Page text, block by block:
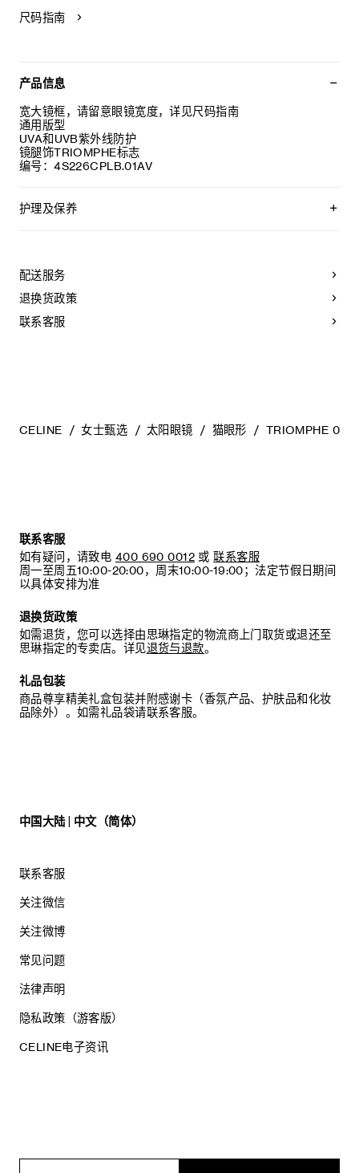
尺码指南
产品信息
宽大镜框，请留意眼镜宽度，详见尺码指南
通用版型
UVA和UVB紫外线防护
镜腿饰TRIOMPHE标志
编号：4S226CPLB.01AV
护理及保养
精、丙酮等）或刺激性清洁剂，以免损害产品。 - 将太阳眼镜
放置于眼镜盒内，并保存于-10°C至+35°C的干爽环境中。
配送服务
退换货政策
联系客服
CELINE 女士甄选 太阳眼镜 猫眼形 TRIOMPHE 06
联系客服
如有疑问，请致电 400 690 0012 或 联系客服
周一至周五10:00-20:00，周末10:00-19:00；法定节假日期间
以具体安排为准
退换货政策
如需退货，您可以选择由思琳指定的物流商上门取货或退还至
思琳指定的专卖店。详见退货与退款。
礼品包装
商品尊享精美礼盒包装并附感谢卡（香氛产品、护肤品和化妆
品除外）。如需礼品袋请联系客服。
中国大陆 | 中文（简体）
联系客服
关注微信
关注微博
常见问题
法律声明
隐私政策（游客版）
CELINE电子资讯
思琳商贸（上海）有限公司